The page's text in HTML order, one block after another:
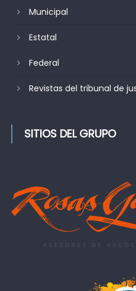
Municipal
Estatal
Federal
Revistas del tribunal de
SITIOS DEL GRUPO